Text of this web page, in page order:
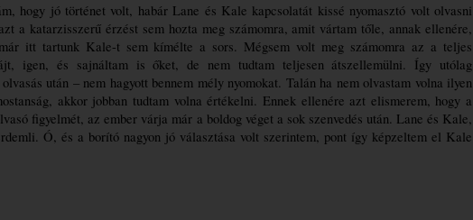
hogy jó történet volt, habár Lane és Kale kapcsolatát kissé nyomasztó volt olvasni
a katarzisszerű érzést sem hozta meg számomra, amit vártam tőle, annak ellenére,
itt tartunk Kale-t sem kímélte a sors. Mégsem volt meg számomra az a teljes
igen, és sajnáltam is őket, de nem tudtam teljesen átszellemülni. Így utólag
után – nem hagyott bennem mély nyomokat. Talán ha nem olvastam volna ilyen
akkor jobban tudtam volna értékelni. Ennek ellenére azt elismerem, hogy a
figyelmét, az ember várja már a boldog véget a sok szenvedés után. Lane és Kale,
Ó, és a borító nagyon jó választása volt szerintem, pont így képzeltem el Kale